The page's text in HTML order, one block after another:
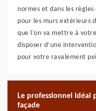
normes et dans les
pour les murs extérieurs
que l’on va mettre à
disposer d’une
pour votre ravalement
Le professionnel
façade